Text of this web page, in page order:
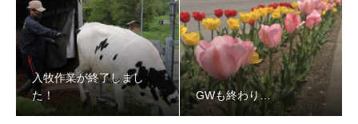
入牧作業が終了しまし
た！
GWも終わり…